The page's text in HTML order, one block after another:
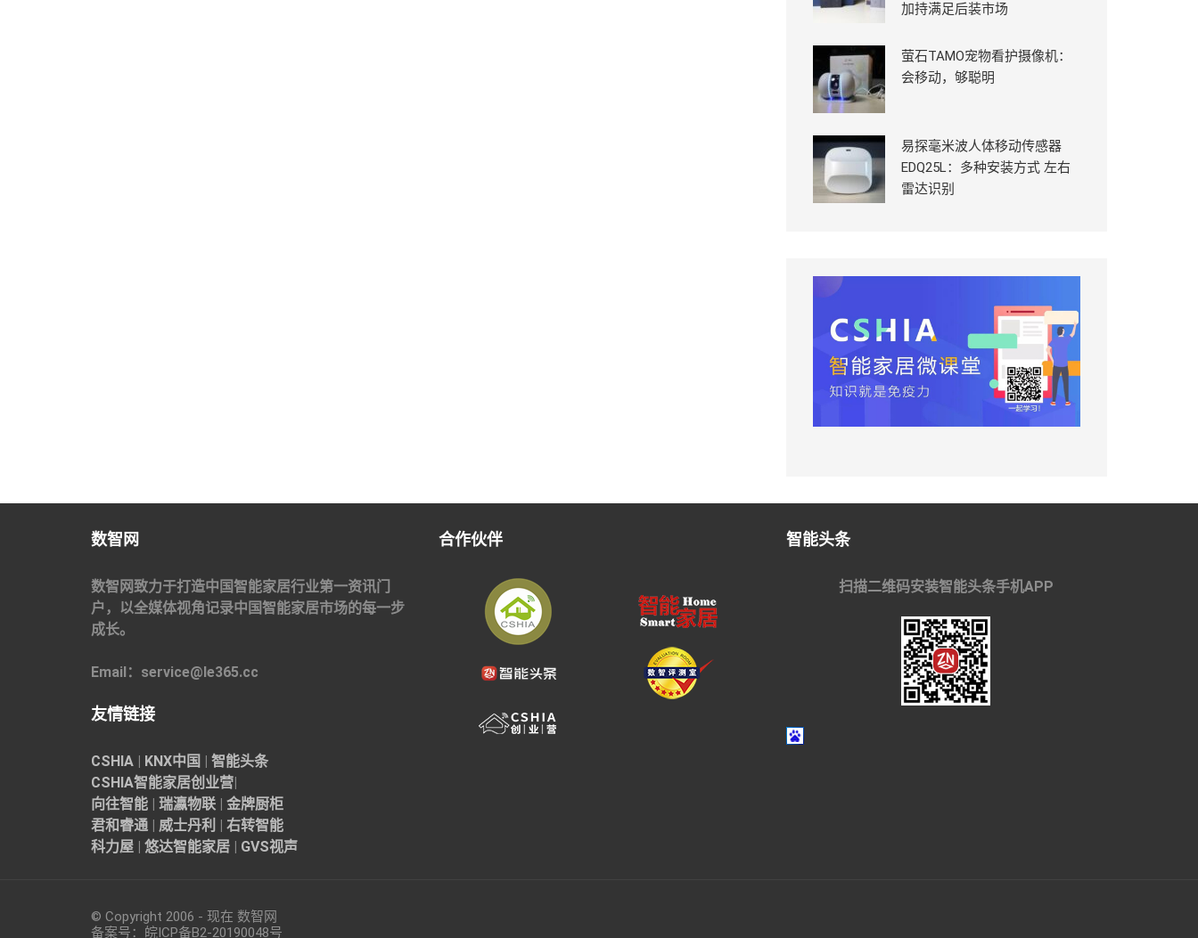
加持满足后装市场
萤石TAMO宠物看护摄像机：
会移动，够聪明
易探毫米波人体移动传感器
EDQ25L：多种安装方式 左右
雷达识别
数智网
数智网致力于打造中国智能家居行业第一资讯门
户，以全媒体视角记录中国智能家居市场的每一步
成长。
Email：service@le365.cc
友情链接
CSHIA | KNX中国 | 智能头条
CSHIA智能家居创业营|
向往智能 | 瑞瀛物联 | 金牌厨柜
君和睿通 | 威士丹利 | 右转智能
科力屋 | 悠达智能家居 | GVS视声
合作伙伴 智能头条
扫描二维码安装智能头条手机APP
© Copyright 2006 - 现在 数智网
备案号： 皖ICP备B2-20190048号